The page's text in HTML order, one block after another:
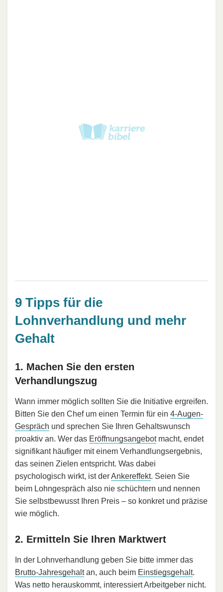
9 Tipps für die
Lohnverhandlung und mehr
Gehalt
1. Machen Sie den ersten
Verhandlungszug
Wann immer möglich sollten Sie die Initiative ergreifen.
Bitten Sie den Chef um einen Termin für ein 4-Augen-
Gespräch und sprechen Sie Ihren Gehaltswunsch
proaktiv an. Wer das Eröffnungsangebotmacht, endet
signifikant häufiger mit einem Verhandlungsergebnis,
das seinen Zielen entspricht. Was dabei
psychologisch wirkt, ist derAnkereffekt. Seien Sie
beim Lohngespräch also nie schüchtern und nennen
Sie selbstbewusst Ihren Preis – so konkret und präzise
wie möglich.
2. Ermitteln Sie Ihren Marktwert
In der Lohnverhandlung geben Sie bitte immer das
Brutto-Jahresgehaltan, auch beim Einstiegsgehalt.
Was netto herauskommt, interessiert Arbeitgeber nicht.